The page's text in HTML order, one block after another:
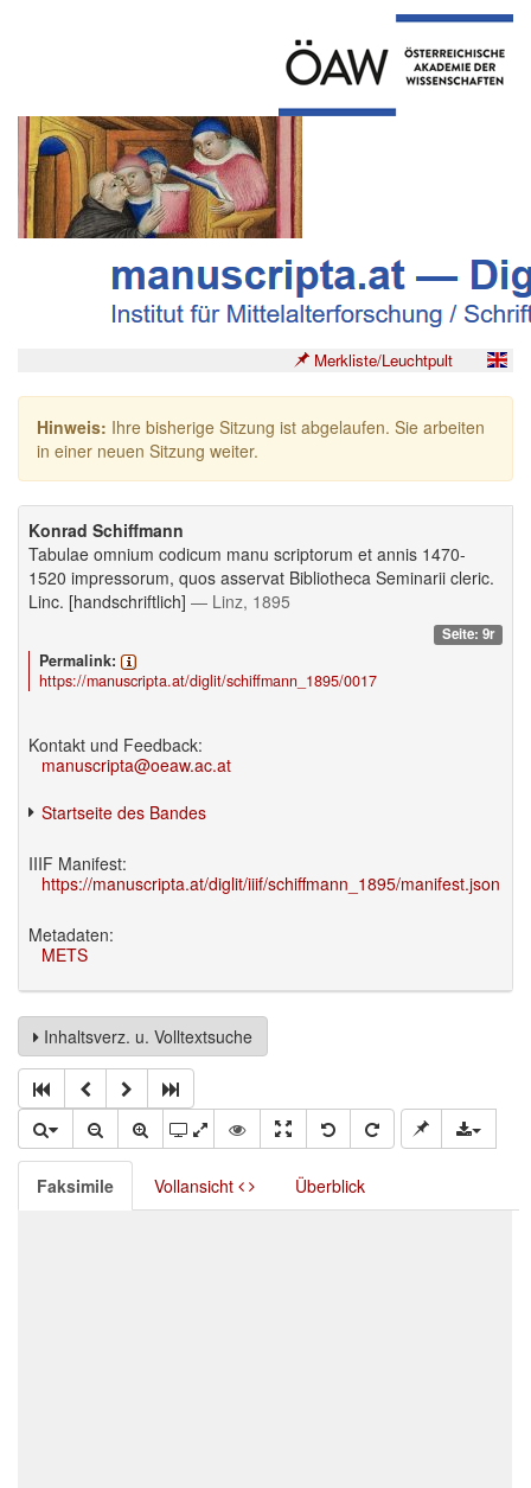
Merkliste/Leuchtpult
Hinweis: Ihre bisherige Sitzung ist abgelaufen. Sie arbeiten
in einer neuen Sitzung weiter.
Konrad Schiffmann
Tabulae omnium codicum manu scriptorum et annis 1470-
1520 impressorum, quos asservat Bibliotheca Seminarii cleric.
Linc. [handschriftlich] — Linz, 1895
Seite: 9r
Permalink:
https://manuscripta.at/diglit/schiffmann_1895/0017
Kontakt und Feedback:
manuscripta@oeaw.ac.at
Startseite des Bandes
IIIF Manifest:
https://manuscripta.at/diglit/iiif/schiffmann_1895/manifest.json
Metadaten:
METS
Inhaltsverz. u. Volltextsuche
Faksimile Vollansicht Überblick